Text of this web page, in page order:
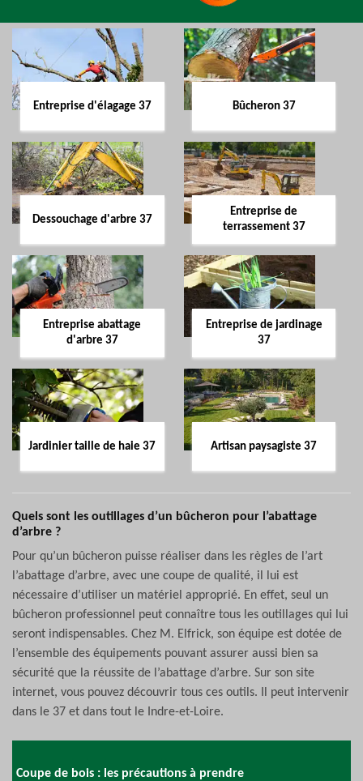
Entreprise d'élagage 37 Bûcheron 37
Dessouchage d'arbre 37
Entreprise de
terrassement 37
Entreprise abattage
d'arbre 37
Entreprise de jardinage
37
Jardinier taille de haie 37 Artisan paysagiste 37
Quels sont les outillages d’un bûcheron pour l’abattage
d’arbre ?
Pour qu’un bûcheron puisse réaliser dans les règles de l’art
l’abattage d’arbre, avec une coupe de qualité, il lui est
nécessaire d’utiliser un matériel approprié. En effet, seul un
bûcheron professionnel peut connaître tous les outillages qui lui
seront indispensables. Chez M. Elfrick, son équipe est dotée de
l’ensemble des équipements pouvant assurer aussi bien sa
sécurité que la réussite de l’abattage d’arbre. Sur son site
internet, vous pouvez découvrir tous ces outils. Il peut intervenir
dans le 37 et dans tout le Indre-et-Loire.
Coupe de bois : les précautions à prendre